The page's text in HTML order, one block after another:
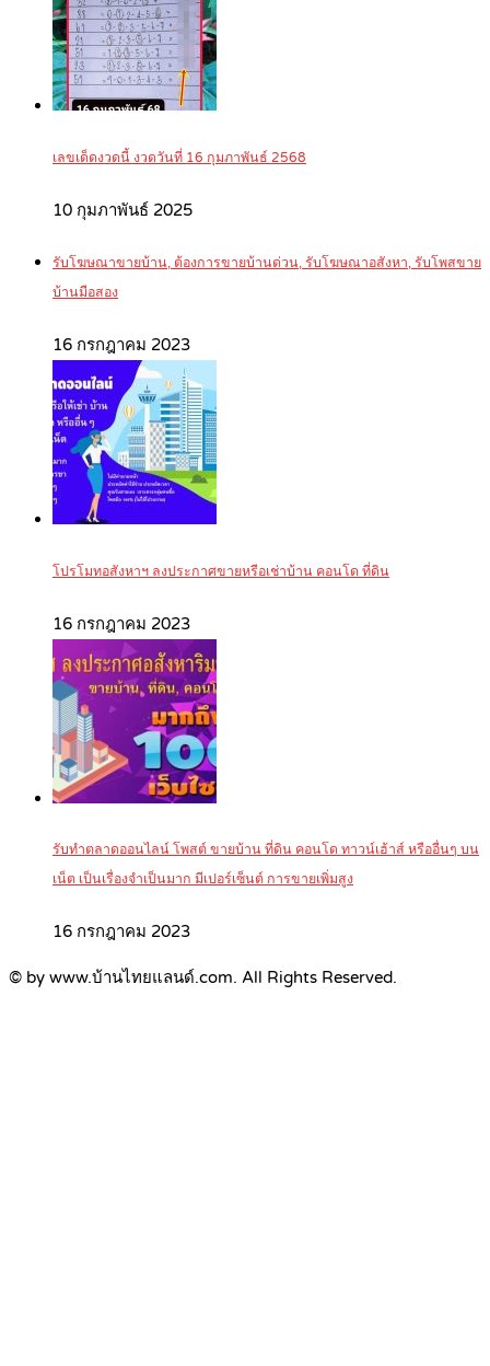
เลขเด็ดงวดนี้ งวดวันที่ 16 กุมภาพันธ์ 2568
10 กุมภาพันธ์ 2025
รับโฆษณาขายบ้าน, ต้องการขายบ้านด่วน, รับโฆษณาอสังหา, รับโพสขาย
บ้านมือสอง
16 กรกฎาคม 2023
โปรโมทอสังหาฯ ลงประกาศขายหรือเช่าบ้าน คอนโด ที่ดิน
16 กรกฎาคม 2023
รับทำตลาดออนไลน์ โพสต์ ขายบ้าน ที่ดิน คอนโด ทาวน์เฮ้าส์ หรืออื่นๆ บน
เน็ต เป็นเรื่องจำเป็นมาก มีเปอร์เซ็นต์ การขายเพิ่มสูง
16 กรกฎาคม 2023
© by www.บ้านไทยแลนด์.com. All Rights Reserved.